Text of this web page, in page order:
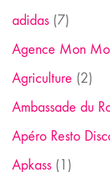
adidas (7)
Agence Mon
Agriculture (2)
Ambassade du
Apéro Resto
Apkass (1)